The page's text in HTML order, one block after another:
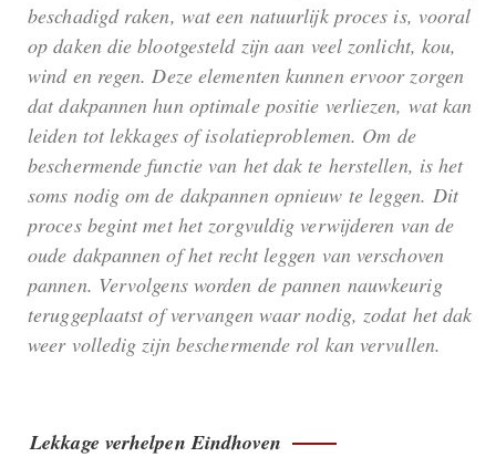
beschadigd raken, wat een natuurlijk proces is, vooral
op daken die blootgesteld zijn aan veel zonlicht, kou,
wind en regen. Deze elementen kunnen ervoor zorgen
dat dakpannen hun optimale positie verliezen, wat kan
leiden tot lekkages of isolatieproblemen. Om de
beschermende functie van het dak te herstellen, is het
soms nodig om de dakpannen opnieuw te leggen. Dit
proces begint met het zorgvuldig verwijderen van de
oude dakpannen of het recht leggen van verschoven
pannen. Vervolgens worden de pannen nauwkeurig
teruggeplaatst of vervangen waar nodig, zodat het dak
weer volledig zijn beschermende rol kan vervullen.
Lekkage verhelpen Eindhoven